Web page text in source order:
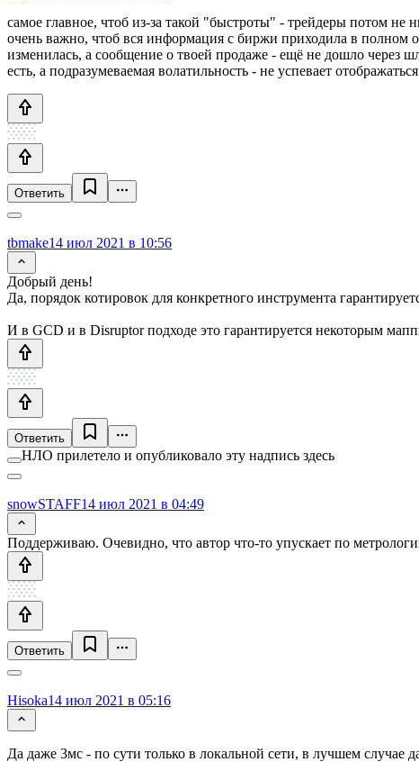
самое главное, чтоб из-за такой "быстроты" - трейдеры потом
очень важно, чтоб вся информация с биржи приходила в полном
изменилась, а сообщение о твоей продаже - ещё не дошло через
есть, а подразумеваемая волатильность - не успевает
Ответить
tbmake14 июл 2021 в 10:56
Добрый день!
Да, порядок котировок для конкретного инструмента
И в GCD и в Disruptor подходе это гарантируется некоторым
Ответить
НЛО прилетело и опубликовало эту надпись здесь
snowSTAFF14 июл 2021 в 04:49
Поддерживаю. Очевидно, что автор что-то упускает по
Ответить
Hisoka14 июл 2021 в 05:16
Да даже 3мс - по сути только в локальной сети, в лучшем случае